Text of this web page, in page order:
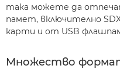
така можете да
памет, включително
карти и от USB
Множество